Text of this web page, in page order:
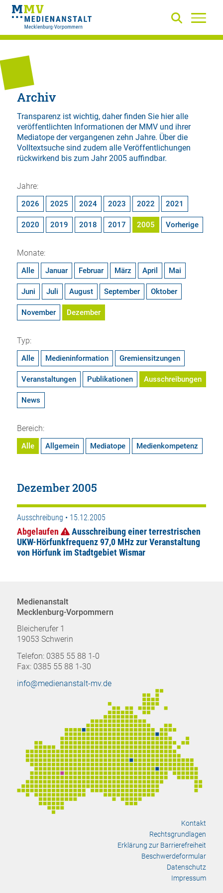
Archiv
Transparenz ist wichtig, daher finden Sie hier alle
veröffentlichten Informationen der MMV und ihrer
Mediatope der vergangenen zehn Jahre. Über die
Volltextsuchesind zudem alle Veröffentlichungen
rückwirkend bis zum Jahr 2005 auffindbar.
Jahre:
2026 2025 2024 2023 2022 2021
2020 2019 2018 2017 2005 Vorherige
Monate:
Alle Januar Februar März April Mai
Juni Juli August September Oktober
November Dezember
Typ:
Alle Medieninformation Gremiensitzungen
Veranstaltungen Publikationen Ausschreibungen
News
Bereich:
Alle Allgemein Mediatope Medienkompetenz
Dezember 2005
Ausschreibung • 15.12.2005
Abgelaufen
Ausschreibung einer terrestrischen
UKW-Hörfunkfrequenz 97,0 MHz zur Veranstaltung
von Hörfunk im Stadtgebiet Wismar
Medienanstalt
Mecklenburg-Vorpommern
Bleicherufer 1
19053 Schwerin
Telefon: 0385 55 88 1-0
Fax: 0385 55 88 1-30
info@medienanstalt-mv.de
Kontakt
Rechtsgrundlagen
Erklärung zur Barrierefreiheit
Beschwerdeformular
Datenschutz
Impressum